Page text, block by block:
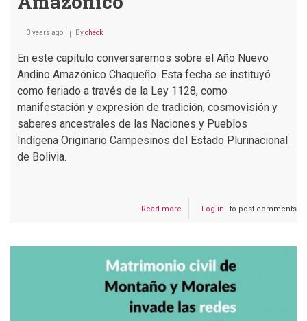
3 years ago Bycheck
En este capítulo conversaremos sobre el Año Nuevo
Andino Amazónico Chaqueño. Esta fecha se instituyó
como feriado a través de la Ley 1128, como
manifestación y expresión de tradición, cosmovisión y
saberes ancestrales de las Naciones y Pueblos
Indígena Originario Campesinos del Estado Plurinacional
de Bolivia.
Read more
Podcast
el
Año
Nuevo
Andino
Amazónico
Log in to post comments